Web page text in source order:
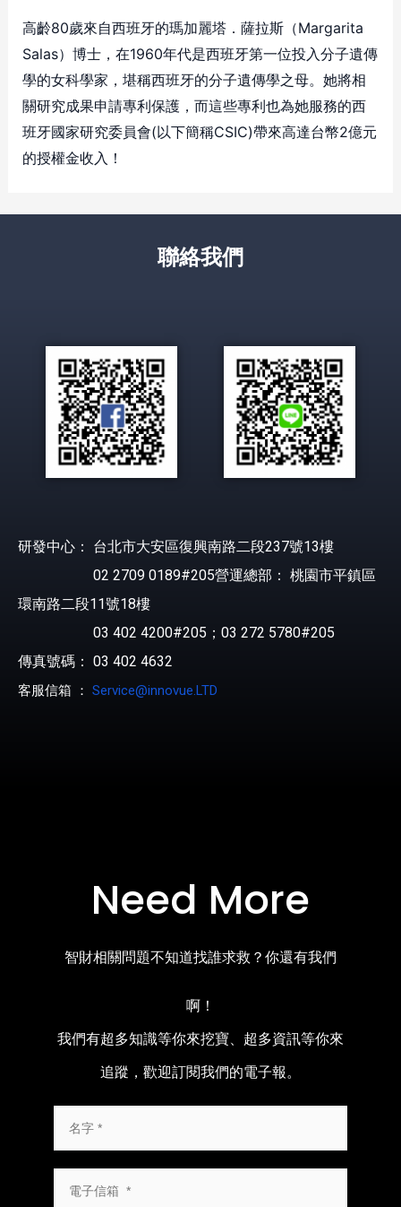
高齡80歲來自西班牙的瑪加麗塔．薩拉斯（Margarita
Salas）博士，在1960年代是西班牙第一位投入分子遺傳
學的女科學家，堪稱西班牙的分子遺傳學之母。她將相
關研究成果申請專利保護，而這些專利也為她服務的西
班牙國家研究委員會(以下簡稱CSIC)帶來高達台幣2億元
的授權金收入！
聯絡我們
研發中心： 台北市大安區復興南路二段237號13樓
02 2709 0189#205營運總部： 桃園市平鎮區
環南路二段11號18樓
03 402 4200#205；03 272 5780#205
傳真號碼： 03 402 4632
客服信箱 ： Service@innovue.LTD
Need More
智財相關問題不知道找誰求救？你還有我們
啊！
我們有超多知識等你來挖寶、超多資訊等你來
追蹤，歡迎訂閱我們的電子報。